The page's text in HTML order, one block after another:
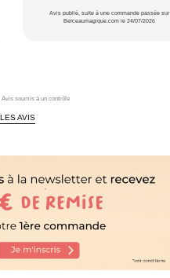
Avis publié, suite à une commande passée sur
Berceaumagique.com le 24/07/2026
soumis à un contrôle
AVIS